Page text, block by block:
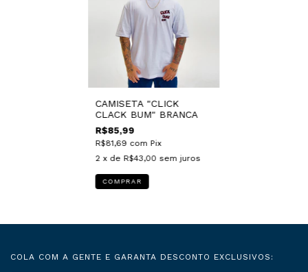
CAMISETA "CLICK
CLACK BUM" BRANCA
R$85,99
R$81,69 com Pix
2 x de R$43,00 sem juros
COMPRAR
COLA COM A GENTE E GARANTA DESCONTO EXCLUSIVOS: